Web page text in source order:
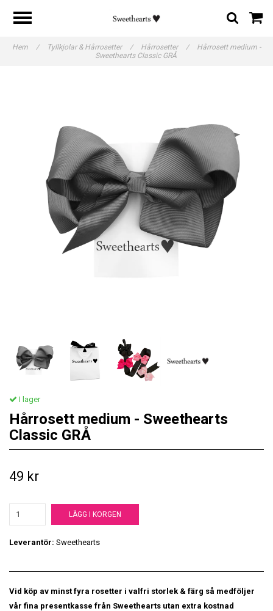
Hem / Tyllkjolar & Hårrosetter / Hårrosetter /
Hårrosett medium -
Sweethearts Classic GRÅ
I lager
Hårrosett medium - Sweethearts
Classic GRÅ
49 kr
LÄGG I KORGEN
Leverantör: Sweethearts
Vid köp av minst fyra rosetter i valfri storlek & färg så medföljer
vår fina presentkasse från Sweethearts utan extra kostnad